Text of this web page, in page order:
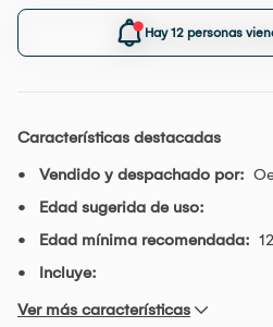
Hay 12 personas
Características destacadas
Vendido y despachado por:
Edad sugerida de uso:
Edad mínima recomendada:
Incluye:
Ver más características